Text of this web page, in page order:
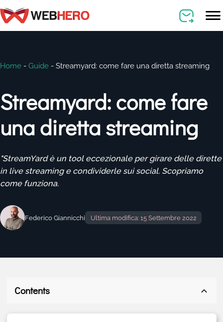
Home - Guide - Streamyard: come fare una diretta streaming
Streamyard: come fare
una diretta streaming
"StreamYard è un tool eccezionale per girare delle dirette
in live streaming e condividerle sui social. Scopriamo
come funziona.
Federico Giannicchi Ultima modifica: 15 Settembre 2022
Contents